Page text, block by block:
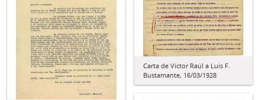
Carta de Víctor Raúl a Luis F.
Bustamante, 16/03/1928